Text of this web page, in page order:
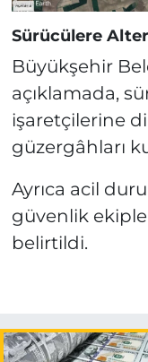
Sürücülere
Büyükşehir
açıklamada,
işaretçilerine
güzergâhları
Ayrıca acil
güvenlik
belirtildi.